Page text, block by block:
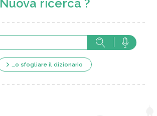
Nuova ricerca ?
…o sfogliare il dizionario